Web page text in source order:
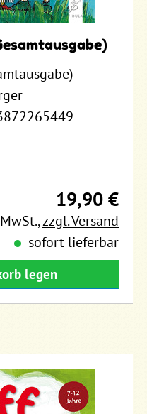
19,90 €
,zzgl. Versand
sofort lieferbar
legen